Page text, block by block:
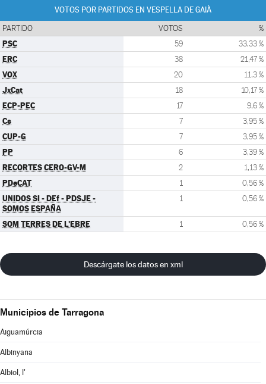
VOTOS POR PARTIDOS EN VESPELLA DE GAIÀ
PARTIDO VOTOS %
PSC 59 33,33 %
ERC 38 21,47 %
VOX 20 11,3 %
JxCat 18 10,17 %
ECP-PEC 17 9,6 %
Cs 7 3,95 %
CUP-G 7 3,95 %
PP 6 3,39 %
RECORTES CERO-GV-M 2 1,13 %
PDeCAT 1 0,56 %
UNIDOS SI - DEf - PDSJE -
SOMOS ESPAÑA
1 0,56 %
SOM TERRES DE L'EBRE 1 0,56 %
Descárgate los datos en xml
Municipios de Tarragona
Aiguamúrcia
Albinyana
Albiol, l'